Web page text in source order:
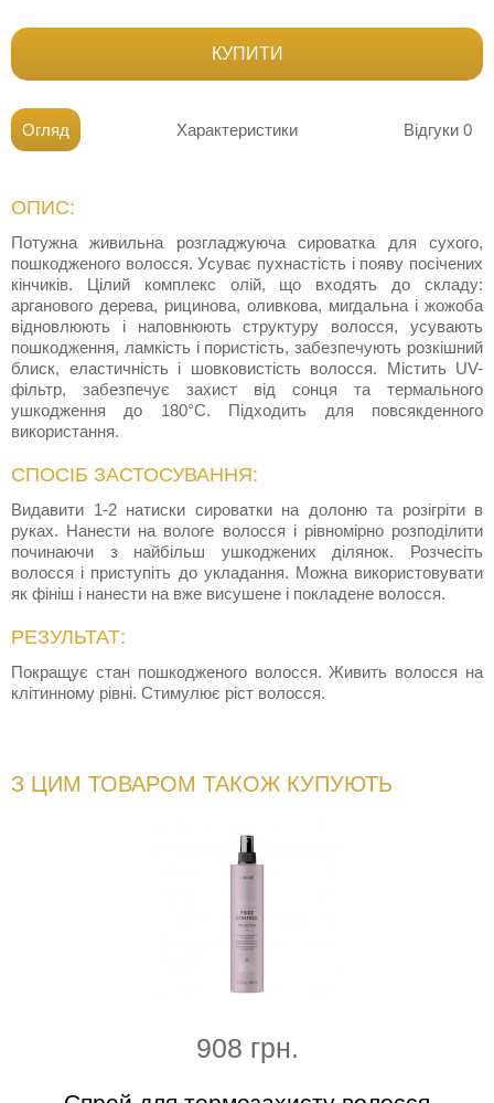
КУПИТИ
Огляд Характеристики Відгуки 0
ОПИС:
Потужна живильна розгладжуюча сироватка для сухого,
пошкодженого волосся. Усуває пухнастість і появу посічених
кінчиків. Цілий комплекс олій, що входять до складу:
арганового дерева, рицинова, оливкова, мигдальна і жожоба
відновлюють і наповнюють структуру волосся, усувають
пошкодження, ламкість і пористість, забезпечують розкішний
блиск, еластичність і шовковистість волосся. Містить UV-
фільтр, забезпечує захист від сонця та термального
ушкодження до 180°С. Підходить для повсякденного
використання.
СПОСІБ ЗАСТОСУВАННЯ:
Видавити 1-2 натиски сироватки на долоню та розігріти в
руках. Нанести на вологе волосся і рівномірно розподілити
починаючи з найбільш ушкоджених ділянок. Розчесіть
волосся і приступіть до укладання. Можна використовувати
як фініш і нанести на вже висушене і покладене волосся.
РЕЗУЛЬТАТ:
Покращує стан пошкодженого волосся. Живить волосся на
клітинному рівні. Стимулює ріст волосся.
З ЦИМ ТОВАРОМ ТАКОЖ КУПУЮТЬ
908 грн.